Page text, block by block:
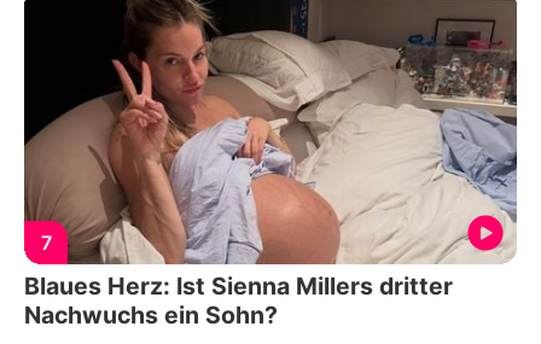
7
Blaues Herz: Ist Sienna Millers dritter
Nachwuchs ein Sohn?